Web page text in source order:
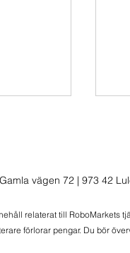
Gamla vägen 72 | 973 42
relaterat till RoboMarkets
förlorar pengar. Du bör